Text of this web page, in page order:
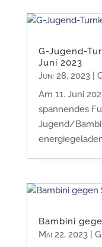
G-Jugend-
Juni 2023
Juni 28, 2023|
Am 11. Juni
spannendes
Jugend/
Bambini
Mai 22, 2023|